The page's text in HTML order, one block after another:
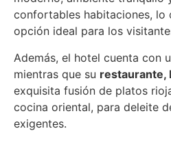
confortables habitaciones, lo
opción ideal para los
Además, el hotel cuenta con
mientras que su restaurante,
exquisita fusión de platos
cocina oriental, para deleite
exigentes.